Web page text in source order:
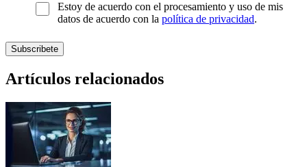
Estoy de acuerdo con el procesamiento y uso de mis
datos de acuerdo con la política de privacidad.
Artículos relacionados